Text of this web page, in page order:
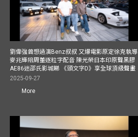
劉偉強曾想過演Benz叔叔 又爆電影原定徐克執導
麥兆輝陪周董逐粒字配音 陳光榮日本印原聲黑膠
AE86迷邵氏影城睇 《頭文字D》享全球頂級聲畫
2025-09-27
More